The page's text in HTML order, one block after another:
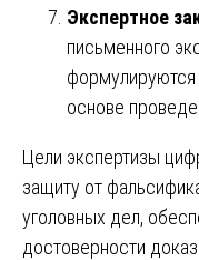
Экспертное
письменного
основе
Цели экспертизы
защиту от
уголовных дел,
достоверности